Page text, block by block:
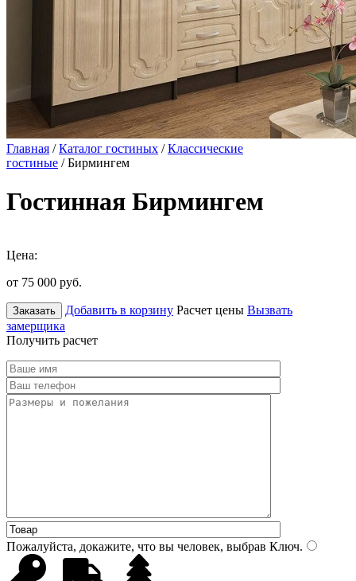
Главная /Каталог гостиных /Классические
гостиные / Бирмингем
Гостинная Бирмингем
Цена:
от 75 000 руб.
Заказать Добавить в корзину Расчет цены Вызвать
замерщика
Получить расчет
Пожалуйста, докажите, что вы человек, выбрав Ключ.